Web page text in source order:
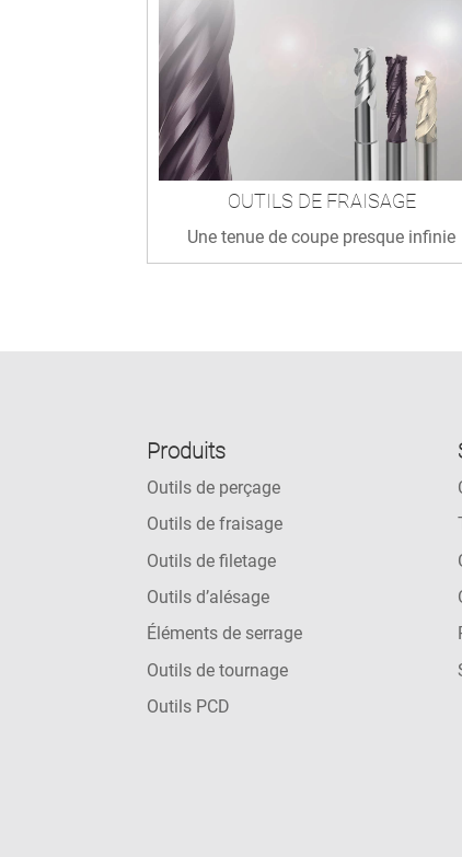
OUTILS DE FRAISAGE
Une tenue de coupe presque infinie
Produits
Outils de perçage
Outils de fraisage
Outils de filetage
Outils d’alésage
Éléments de serrage
Outils de tournage
Outils PCD